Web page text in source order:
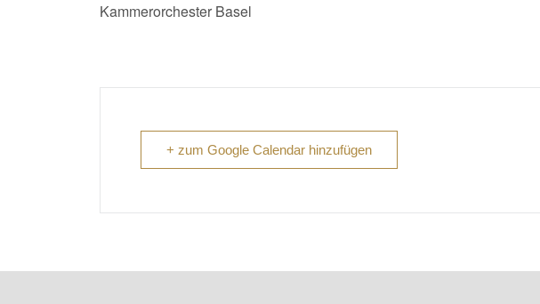
Kammerorchester Basel
+ zum Google Calendar hinzufügen